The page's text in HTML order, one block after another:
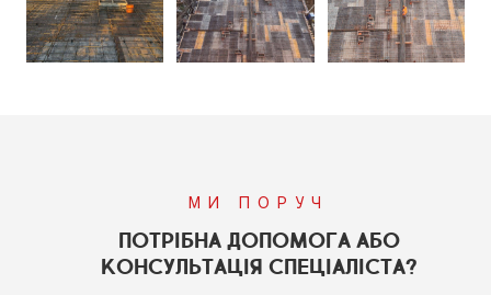
МИ ПОРУЧ
ПОТРІБНА ДОПОМОГА АБО
КОНСУЛЬТАЦІЯ СПЕЦІАЛІСТА?